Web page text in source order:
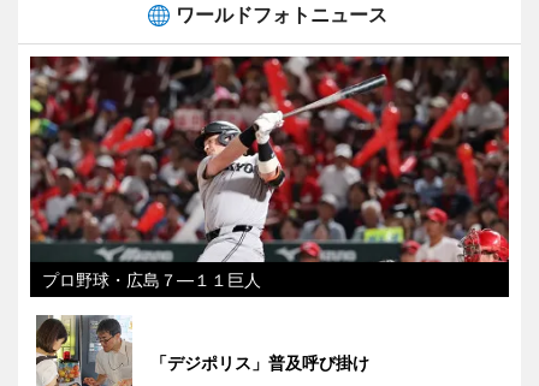
ワールドフォトニュース
プロ野球・広島７―１１巨人
「デジポリス」普及呼び掛け